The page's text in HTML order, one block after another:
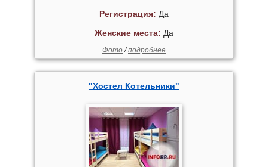
Регистрация: Да
Женские места: Да
Фото/подробнее
"Хостел Котельники"